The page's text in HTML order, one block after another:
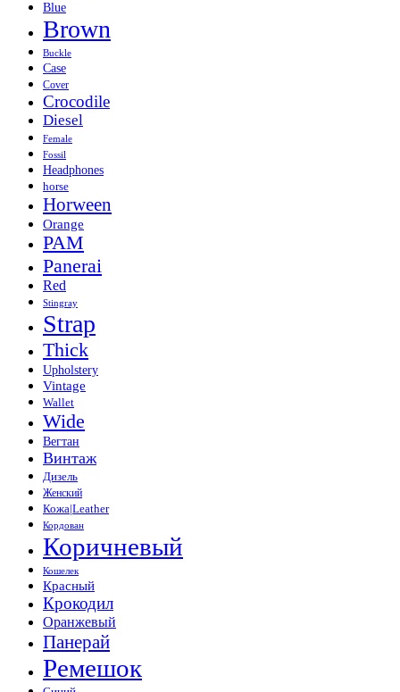
Blue
Brown
Buckle
Case
Cover
Crocodile
Diesel
Female
Fossil
Headphones
horse
Horween
Orange
PAM
Panerai
Red
Stingray
Strap
Thick
Upholstery
Vintage
Wallet
Wide
Вегтан
Винтаж
Дизель
Женский
Кожа|Leather
Кордован
Коричневый
Кошелек
Красный
Крокодил
Оранжевый
Панерай
Ремешок